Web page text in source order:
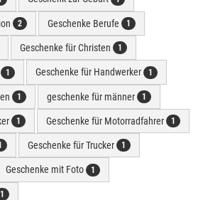
2 Geschenke Berufe 1
Geschenke für Christen 1
1 Geschenke für Handwerker 1
1 geschenke für männer 1
1 Geschenke für Motorradfahrer 1
Geschenke für Trucker 1
Geschenke mit Foto 1
1